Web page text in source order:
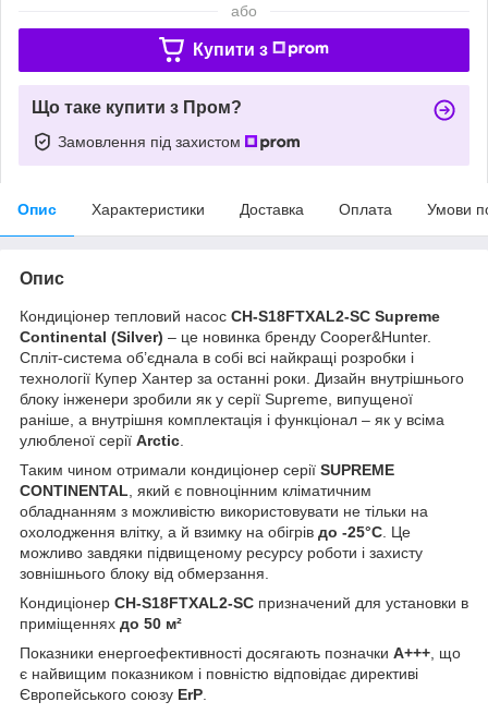
або
Купити з
Що таке купити з Пром?
Замовлення під захистом
Опис Характеристики Доставка Оплата Умови
Опис
Кондиціонер тепловий насос CH-S18FTXAL2-SC Supreme
Continental (Silver) – це новинка бренду Cooper&Hunter.
Спліт-система об’єднала в собі всі найкращі розробки і
технології Купер Хантер за останні роки. Дизайн внутрішнього
блоку інженери зробили як у серії Supreme, випущеної
раніше, а внутрішня комплектація і функціонал – як у всіма
улюбленої серії Arctic
Таким чином отримали кондиціонер серії SUPREME
CONTINENTAL , який є повноцінним кліматичним
обладнанням з можливістю використовувати не тільки на
охолодження влітку, а й взимку на обігрів до -25°C . Це
можливо завдяки підвищеному ресурсу роботи і захисту
зовнішнього блоку від обмерзання.
Кондиціонер CH-S18FTXAL2-SC призначений для установки в
приміщеннях до 50 м²
Показники енергоефективності досягають позначки А+++ , що
є найвищим показником і повністю відповідає директиві
Європейського союзу ErP